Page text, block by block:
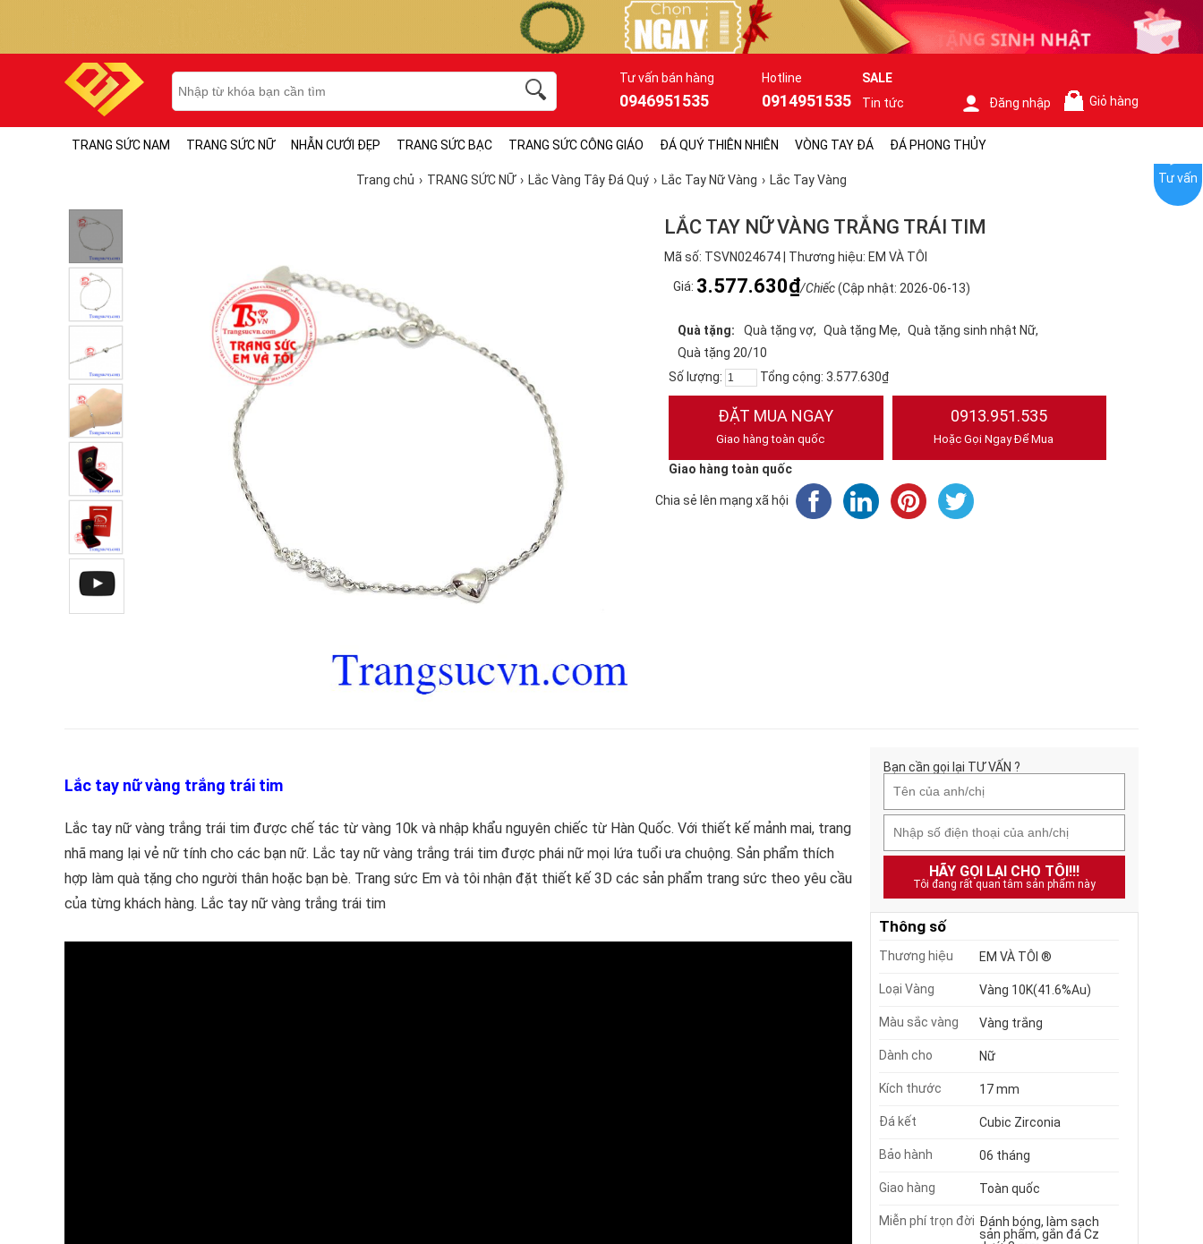
Tư vấn bán hàng
0946951535
Hotline
0914951535
SALE
Tin tức
Đăng nhập Giỏ hàng
TRANG SỨC NAM TRANG SỨC NỮ NHẪN CƯỚI ĐẸP TRANG SỨC BẠC TRANG SỨC CÔNG GIÁO ĐÁ QUÝ THIÊN NHIÊN VÒNG TAY ĐÁ ĐÁ PHONG THỦY
Trang chủ TRANG SỨC NỮ Lắc Vàng Tây Đá Quý Lắc Tay Nữ Vàng Lắc Tay Vàng
LẮC TAY NỮ VÀNG TRẮNG TRÁI TIM
Mã số: TSVN024674 | Thương hiệu: EM VÀ TÔI
Giá: 3.577.630₫/Chiếc(Cập nhật: 2026-06-13)
Quà tặng: Quà tặng vợ Quà tặng Mẹ
Quà tặng sinh nhật Nữ
Quà tặng 20/10
Số lượng:
Tổng cộng: 3.577.630₫
ĐẶT MUA NGAY
Giao hàng toàn quốc
0913.951.535
Hoặc Gọi Ngay Để Mua
Giao hàng toàn quốc
Chia sẻ lên mạng xã hội
Lắc tay nữ vàng trắng trái tim
Lắc tay nữ vàng trắng trái tim được chế tác từ vàng 10k và nhập khẩu nguyên chiếc từ Hàn Quốc. Với thiết kế mảnh mai, trang
nhã mang lại vẻ nữ tính cho các bạn nữ. Lắc tay nữ vàng trắng trái tim được phái nữ mọi lứa tuổi ưa chuộng. Sản phẩm thích
hợp làm quà tặng cho người thân hoặc bạn bè. Trang sức Em và tôi nhận đặt thiết kế 3D các sản phẩm trang sức theo yêu cầu
của từng khách hàng. Lắc tay nữ vàng trắng trái tim
Bạn cần gọi lại TƯ VẤN ?
HÃY GỌI LẠI CHO TÔI!!!
Tôi đang rất quan tâm sản phẩm này
Thông số
Thương hiệu EM VÀ TÔI ®
Loại Vàng Vàng 10K(41.6%Au)
Màu sắc vàng Vàng trắng
Dành cho Nữ
Kích thước 17 mm
Đá kết Cubic Zirconia
Bảo hành 06 tháng
Giao hàng Toàn quốc
Miễn phí trọn đời Đánh bóng, làm sạch
sản phẩm, gắn đá Cz
Tư vấn